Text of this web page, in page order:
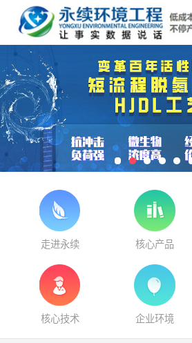
走进永续 核心产品
核心技术 企业环境